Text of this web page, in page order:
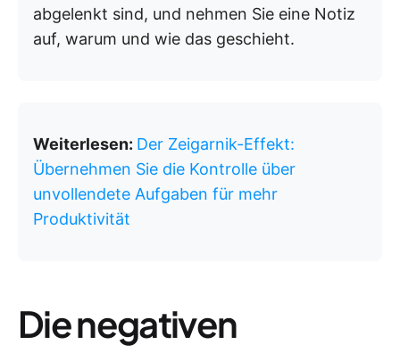
abgelenkt sind, und nehmen Sie eine Notiz
auf, warum und wie das geschieht.
Weiterlesen: Der Zeigarnik-Effekt:
Übernehmen Sie die Kontrolle über
unvollendete Aufgaben für mehr
Produktivität
Die negativen